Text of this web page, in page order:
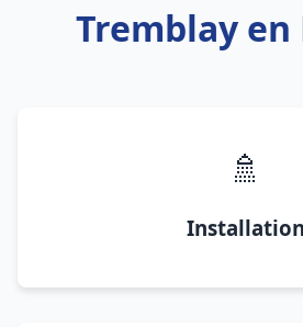
Tremblay en
🚿
Installation